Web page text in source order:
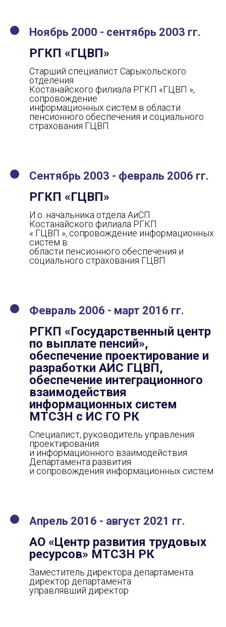
Ноябрь 2000 - сентябрь 2003 гг.
РГКП «ГЦВП»
Старший специалист Сарыкольского
отделения
Костанайского филиала РГКП «ГЦВП »,
сопровождение
информационных систем в области
пенсионного обеспечения и социального
страхования ГЦВП
Сентябрь 2003 - февраль 2006 гг.
РГКП «ГЦВП»
И.о. начальника отдела АиСП
Костанайского филиала РГКП
« ГЦВП », сопровождение информационных
систем в
области пенсионного обеспечения и
социального страхования ГЦВП
Февраль 2006 - март 2016 гг.
РГКП «Государственный центр
по выплате пенсий»,
обеспечение проектирование и
разработки АИС ГЦВП,
обеспечение интеграционного
взаимодействия
информационных систем
МТСЗН с ИС ГО РК
Специалист, руководитель управления
проектирования
и информационного взаимодействия
Департамента развития
и сопровождения информационных систем
Апрель 2016 - август 2021 гг.
АО «Центр развития трудовых
ресурсов» МТСЗН РК
Заместитель директора департамента
директор департамента
управлявший директор